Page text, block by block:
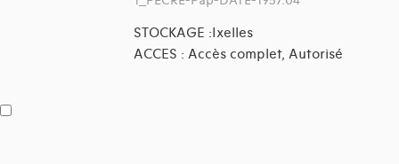
STOCKAGE :Ixelles
ACCES : Accès complet, Autorisé